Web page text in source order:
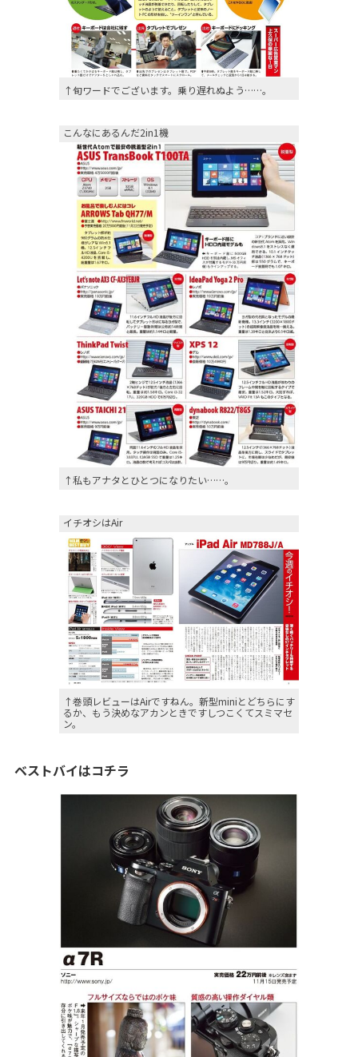
↑旬ワードでございます。乗り遅れぬよう……。
こんなにあるんだ2in1機
↑私もアナタとひとつになりたい……。
イチオシはAir
↑巻頭レビューはAirですねん。新型miniとどちらにす
るか、もう決めなアカンときですしつこくてスミマセ
ン。
ベストバイはコチラ